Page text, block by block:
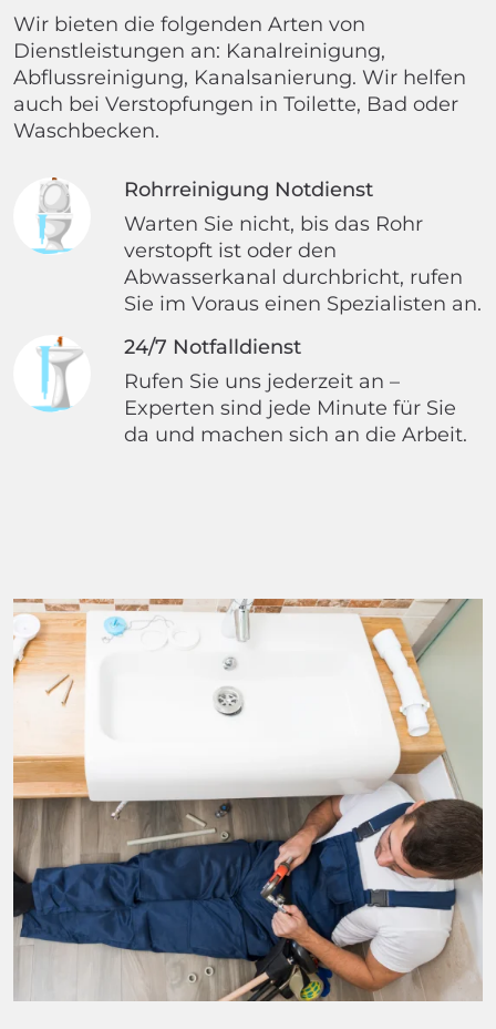
Wir bieten die folgenden Arten von
Dienstleistungen an: Kanalreinigung,
Abflussreinigung, Kanalsanierung. Wir helfen
auch bei Verstopfungen in Toilette, Bad oder
Waschbecken.
Rohrreinigung Notdienst
Warten Sie nicht, bis das Rohr
verstopft ist oder den
Abwasserkanal durchbricht, rufen
Sie im Voraus einen Spezialisten an.
24/7 Notfalldienst
Rufen Sie uns jederzeit an –
Experten sind jede Minute für Sie
da und machen sich an die Arbeit.